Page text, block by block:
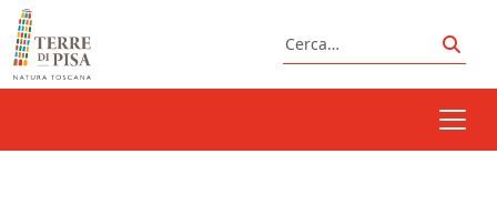
Vai al contenuto
Cerca